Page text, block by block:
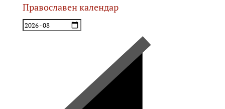
Православен календар